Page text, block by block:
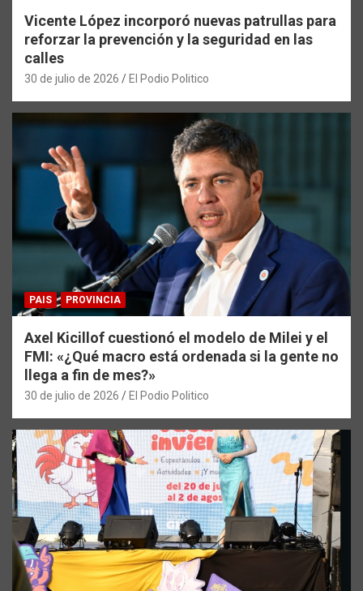
Vicente López incorporó nuevas patrullas para
reforzar la prevención y la seguridad en las
calles
30 de julio de 2026 El Podio Politico
PAIS PROVINCIA
Axel Kicillof cuestionó el modelo de Milei y el
FMI: «¿Qué macro está ordenada si la gente no
llega a fin de mes?»
30 de julio de 2026 El Podio Politico